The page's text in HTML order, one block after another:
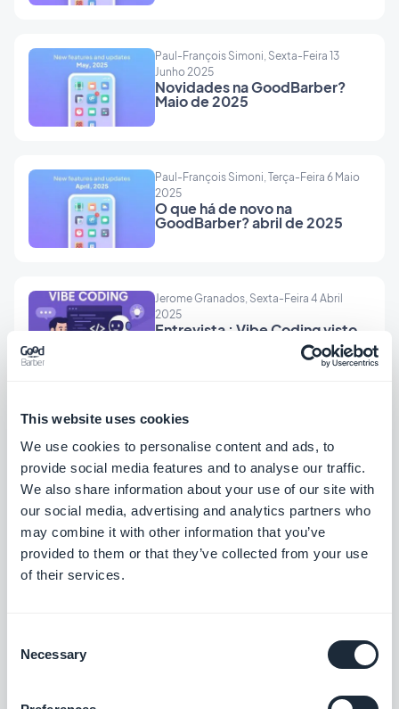
This website uses cookies
We use cookies to personalise content and ads, to
provide social media features and to analyse our traffic.
We also share information about your use of our site with
our social media, advertising and analytics partners who
may combine it with other information that you’ve
provided to them or that they’ve collected from your use
of their services.
Selection
Necessary
Paul-François Simoni, Sexta-Feira 13
Junho 2025
Novidades na GoodBarber?
Maio de 2025
Paul-François Simoni, Terça-Feira 6 Maio
2025
O que há de novo na
GoodBarber? abril de 2025
Jerome Granados, Sexta-Feira 4 Abril
2025
Entrevista : Vibe Coding visto
Paul-François Simoni, Quarta-Feira 2 Abril
O que há de novo na
GoodBarber? Março de 2025
Muriel Santoni, Quinta-Feira 27 Março
2025
Sergio Miranda Carvalho, Segunda-Feira